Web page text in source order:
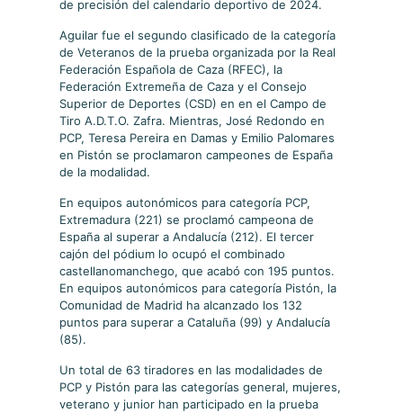
de precisión del calendario deportivo de 2024.
Aguilar fue el segundo clasificado de la categoría
de Veteranos de la prueba organizada por la Real
Federación Española de Caza (RFEC), la
Federación Extremeña de Caza y el Consejo
Superior de Deportes (CSD) en en el Campo de
Tiro A.D.T.O. Zafra. Mientras, José Redondo en
PCP, Teresa Pereira en Damas y Emilio Palomares
en Pistón se proclamaron campeones de España
de la modalidad.
En equipos autonómicos para categoría PCP,
Extremadura (221) se proclamó campeona de
España al superar a Andalucía (212). El tercer
cajón del pódium lo ocupó el combinado
castellanomanchego, que acabó con 195 puntos.
En equipos autonómicos para categoría Pistón, la
Comunidad de Madrid ha alcanzado los 132
puntos para superar a Cataluña (99) y Andalucía
(85).
Un total de 63 tiradores en las modalidades de
PCP y Pistón para las categorías general, mujeres,
veterano y junior han participado en la prueba